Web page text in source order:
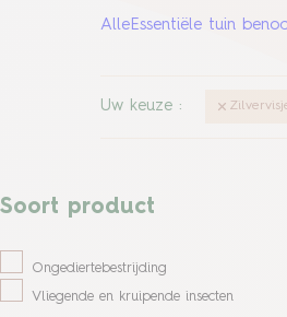
Alle Essentiële tuin
Uw keuze :
Soort product
Ongediertebestrijding
Vliegende en kruipende insecten